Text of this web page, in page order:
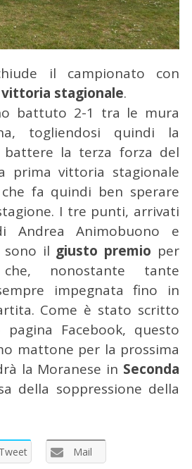
il campionato con
stagionale.
battuto 2-1 tra le mura
togliendosi quindi la
battere la terza forza del
prima vittoria stagionale
fa quindi ben sperare
I tre punti, arrivati
Andrea Animobuono e
sono il giusto premio per
nonostante tante
impegnata fino in
Come è stato scritto
Facebook, questo
mattone per la prossima
la Moranese in Seconda
della soppressione della
Tweet Mail